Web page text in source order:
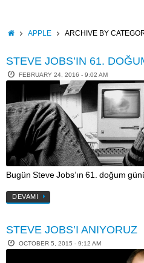
contentHOMEAPPLE ARCHIVE BY
STEVE JOBS’IN 61.
FEBRUARY 24, 2016 - 9:02 AM
Bugün Steve Jobs’ın 61. doğum
DEVAMI
STEVE JOBS’I ANIYORUZ
OCTOBER 5, 2015 - 9:12 AM